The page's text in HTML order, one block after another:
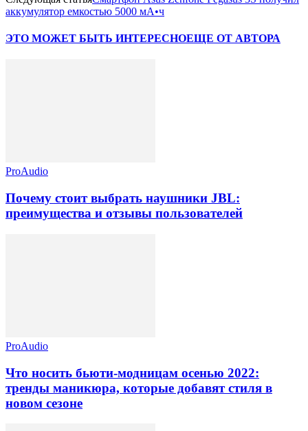
аккумулятор емкостью 5000 мА•ч
ЭТО МОЖЕТ БЫТЬ ИНТЕРЕСНОЕЩЕ ОТ АВТОРА
ProAudio
Почему стоит выбрать наушники JBL:
преимущества и отзывы пользователей
ProAudio
Что носить бьюти-модницам осенью 2022:
тренды маникюра, которые добавят стиля в
новом сезоне